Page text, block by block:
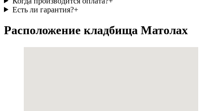
Есть ли гарантия?+
Расположение кладбища Матолах